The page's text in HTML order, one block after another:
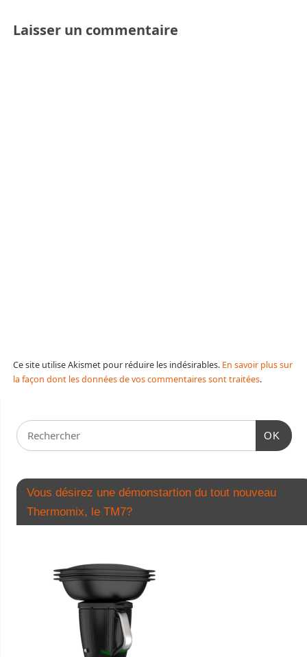
Laisser un commentaire
Ce site utilise Akismet pour réduire les indésirables. En savoir plus sur
la façon dont les données de vos commentaires sont traitées.
OK
Vous désirez une démonstartion du tout nouveau
Thermomix, le TM7?